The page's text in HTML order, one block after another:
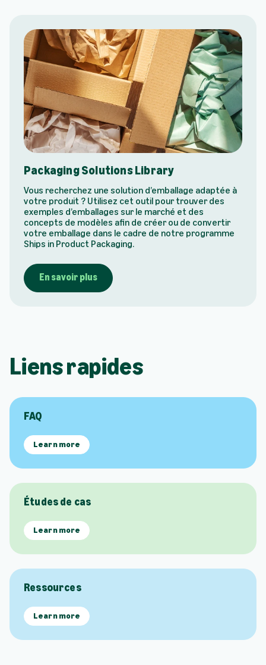
Packaging Solutions Library
Vous recherchez une solution d’emballage adaptée à
votre produit ? Utilisez cet outil pour trouver des
exemples d’emballages sur le marché et des
concepts de modèles afin de créer ou de convertir
votre emballage dans le cadre de notre programme
Ships in Product Packaging.
En savoir plus
Liens rapides
FAQ
Learn more
Études de cas
Learn more
Ressources
Learn more